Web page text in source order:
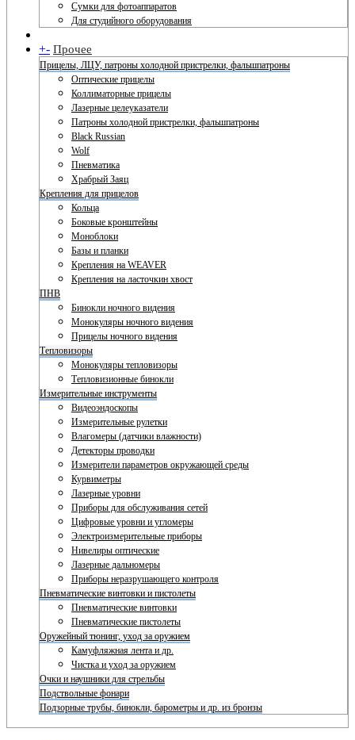
Сумки для фотоаппаратов
Для студийного оборудования
+- Прочее
Прицелы, ЛЦУ, патроны холодной пристрелки, фальшпатроны
Оптические прицелы
Коллиматорные прицелы
Лазерные целеуказатели
Патроны холодной пристрелки, фальшпатроны
Black Russian
Wolf
Пневматика
Храбрый Заяц
Крепления для прицелов
Кольца
Боковые кронштейны
Моноблоки
Базы и планки
Крепления на WEAVER
Крепления на ласточкин хвост
ПНВ
Бинокли ночного видения
Монокуляры ночного видения
Прицелы ночного видения
Тепловизоры
Монокуляры тепловизоры
Тепловизионные бинокли
Измерительные инструменты
Видеоэндоскопы
Измерительные рулетки
Влагомеры (датчики влажности)
Детекторы проводки
Измерители параметров окружающей среды
Курвиметры
Лазерные уровни
Приборы для обслуживания сетей
Цифровые уровни и угломеры
Электроизмерительные приборы
Нивелиры оптические
Лазерные дальномеры
Приборы неразрушающего контроля
Пневматические винтовки и пистолеты
Пневматические винтовки
Пневматические пистолеты
Оружейный тюнинг, уход за оружием
Камуфляжная лента и др.
Чистка и уход за оружием
Очки и наушники для стрельбы
Подствольные фонари
Подзорные трубы, бинокли, барометры и др. из бронзы